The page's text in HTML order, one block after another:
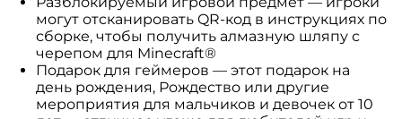
могут отсканировать QR-код в инструкциях по
сборке, чтобы получить алмазную шляпу с
черепом для Minecraft®
Подарок для геймеров — этот подарок на
день рождения, Рождество или другие
мероприятия для мальчиков и девочек от 10